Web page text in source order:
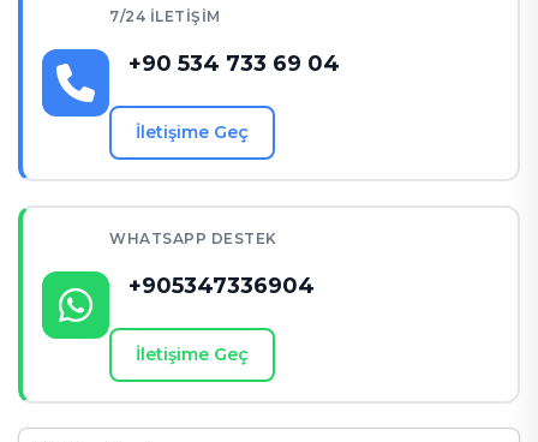
7/24 İLETIŞIM
+90 534 733 69 04
İletişime Geç
WHATSAPP DESTEK
+905347336904
İletişime Geç